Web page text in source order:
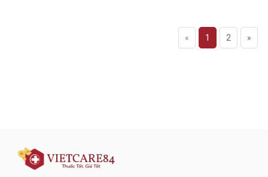
« 1 2 »